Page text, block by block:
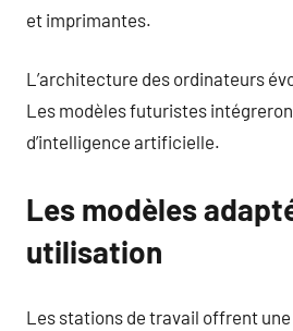
et imprimantes.
L’architecture des ordinateurs
Les modèles futuristes
d’intelligence artificielle.
Les modèles
utilisation
Les stations de travail offrent